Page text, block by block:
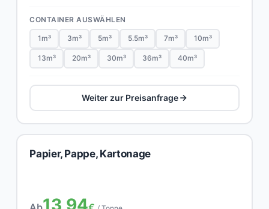
CONTAINER AUSWÄHLEN
1m³ 3m³ 5m³ 5.5m³ 7m³ 10m³
13m³ 20m³ 30m³ 36m³ 40m³
Weiter zur Preisanfrage
Papier, Pappe, Kartonage
13,94